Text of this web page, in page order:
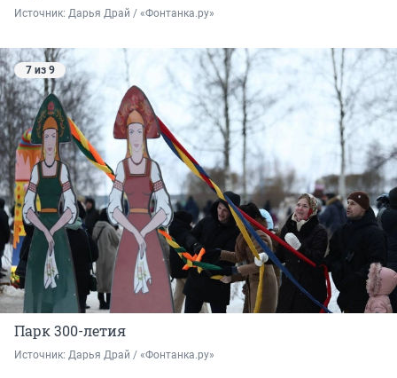
Источник: Дарья Драй / «Фонтанка.ру»
7 из 9
Парк 300-летия
Источник: Дарья Драй / «Фонтанка.ру»